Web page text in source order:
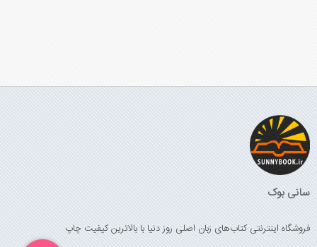
سانی بوک
فروشگاه اینترنتی کتاب‌های زبان اصلی روز دنیا با بالاترین کیفیت چاپ